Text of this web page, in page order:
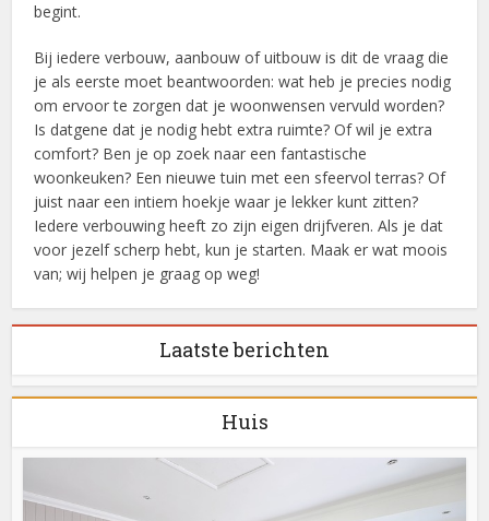
begint.
Bij iedere verbouw, aanbouw of uitbouw is dit de vraag die
je als eerste moet beantwoorden: wat heb je precies nodig
om ervoor te zorgen dat je woonwensen vervuld worden?
Is datgene dat je nodig hebt extra ruimte? Of wil je extra
comfort? Ben je op zoek naar een fantastische
woonkeuken? Een nieuwe tuin met een sfeervol terras? Of
juist naar een intiem hoekje waar je lekker kunt zitten?
Iedere verbouwing heeft zo zijn eigen drijfveren. Als je dat
voor jezelf scherp hebt, kun je starten. Maak er wat moois
van; wij helpen je graag op weg!
Laatste berichten
Huis